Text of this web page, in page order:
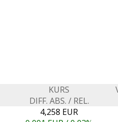
KURS
DIFF. ABS. / REL.
4,258 EUR